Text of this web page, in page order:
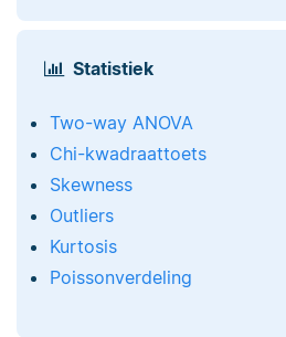
Statistiek
Two-way ANOVA
Chi-kwadraattoets
Skewness
Outliers
Kurtosis
Poissonverdeling